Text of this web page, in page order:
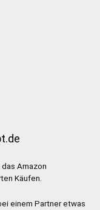
Amazon
Käufen.
einem Partner etwas